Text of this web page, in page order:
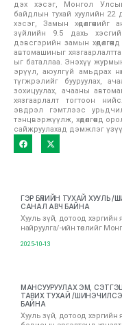
дэх хэсэг, Монгол
байдлын тухай хуулийн 22
хэсэг, Замын
зүйлийн 9.5 дахь
дэвсгэрийн замын
автомашиныг
ыг баталлаа. Энэхүү
эрүүл, аюулгүй амьдрах
түгжрэлийг бууруулах,
зохицуулах, ачааны
хязгаарлалт тогтоон
эвдрэл гэмтлээс
тэнцвэржүүлж, хөдөлгөөнд
сайжруулахад дэмжлэг
ГЭР БҮЛИЙН ТУХАЙ ХУУЛЬ
САНАЛ АВЧ БАЙНА
Хууль зүй, дотоод хэргийн
найруулга/-ийн төслийг
2025-10-13
МАНСУУРУУЛАХ ЭМ,
ТАВИХ ТУХАЙ /
БАЙНА
Хууль зүй, дотоод хэргийн